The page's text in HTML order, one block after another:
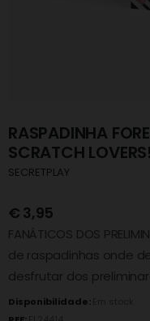
RASPADINHA
SCRATCH
SECRETPLAY
€ 3,95
FANÁTICOS DOS
de raspadinhas onde
desfrutar dos
Disponibilidade: